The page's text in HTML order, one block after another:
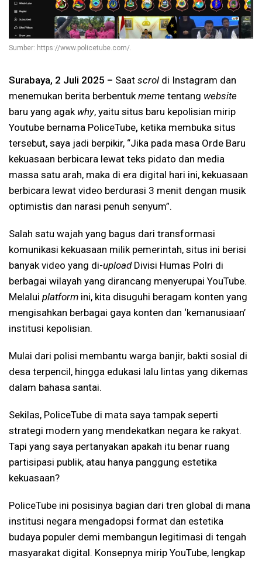
Sumber: https://www.policetube.com/.
Surabaya, 2 Juli 2025 – Saat scrol di Instagram dan
menemukan berita berbentukmeme tentang website
baru yang agak why, yaitu situs baru kepolisian mirip
Youtube bernama PoliceTube, ketika membuka situs
tersebut, saya jadi berpikir, “Jika pada masa Orde Baru
kekuasaan berbicara lewat teks pidato dan media
massa satu arah, maka di era digital hari ini, kekuasaan
berbicara lewat video berdurasi 3 menit dengan musik
optimistis dan narasi penuh senyum”.
Salah satu wajah yang bagus dari transformasi
komunikasi kekuasaan milik pemerintah, situs ini berisi
banyak video yang di-uploadDivisi Humas Polri di
berbagai wilayah yang dirancang menyerupai YouTube.
Melalui platform ini, kita disuguhi beragam konten yang
mengisahkan berbagai gaya konten dan ‘kemanusiaan’
institusi kepolisian.
Mulai dari polisi membantu warga banjir, bakti sosial di
desa terpencil, hingga edukasi lalu lintas yang dikemas
dalam bahasa santai.
Sekilas, PoliceTube di mata saya tampak seperti
strategi modern yang mendekatkan negara ke rakyat.
Tapi yang saya pertanyakan apakah itu benar ruang
partisipasi publik, atau hanya panggung estetika
kekuasaan?
PoliceTube ini posisinya bagian dari tren global di mana
institusi negara mengadopsi format dan estetika
budaya populer demi membangun legitimasi di tengah
masyarakat digital. Konsepnya mirip YouTube, lengkap